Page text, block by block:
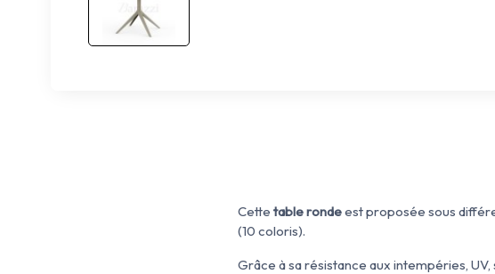
Cette table rondeest proposée sous
(10 coloris).
Grâce à sa résistance aux intempéries,